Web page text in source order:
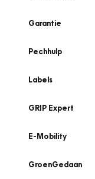
Garantie
Pechhulp
Labels
GRIP Expert
E-Mobility
GroenGedaan